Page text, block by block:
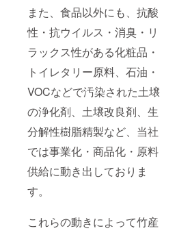
また、食品以外にも、抗酸
性・抗ウイルス・消臭・リ
ラックス性がある化粧品・
トイレタリー原料、石油・
VOCなどで汚染された土壌
の浄化剤、土壌改良剤、生
分解性樹脂精製など、当社
では事業化・商品化・原料
供給に動き出しておりま
す。
これらの動きによって竹産